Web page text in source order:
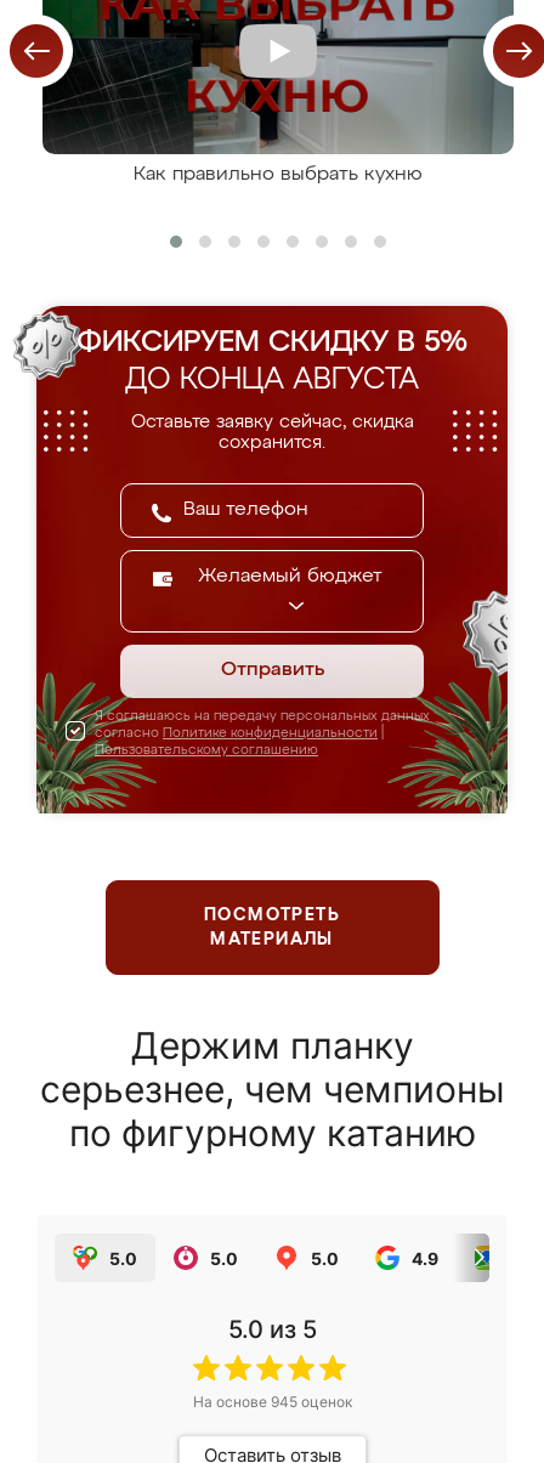
Как правильно выбрать кухню
ФИКСИРУЕМ СКИДКУ В 5%
ДО КОНЦА АВГУСТА
Оставьте заявку сейчас, скидка
сохранится.
Желаемый бюджет
Отправить
Я соглашаюсь на передачу персональных данных
согласно Политике конфиденциальности
Пользовательскому соглашению
ПОСМОТРЕТЬ
МАТЕРИАЛЫ
Держим планку
серьезнее, чем чемпионы
по фигурному катанию
5.0 5.0 5.0 4.9
5.0 из 5
На основе 945оценок
Оставить отзыв